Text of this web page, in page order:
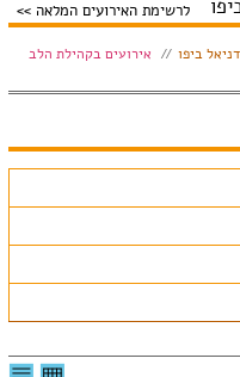
לרשימת האירועים המלאה
ביפו
אירועים בקהילת הלב
לצפיה